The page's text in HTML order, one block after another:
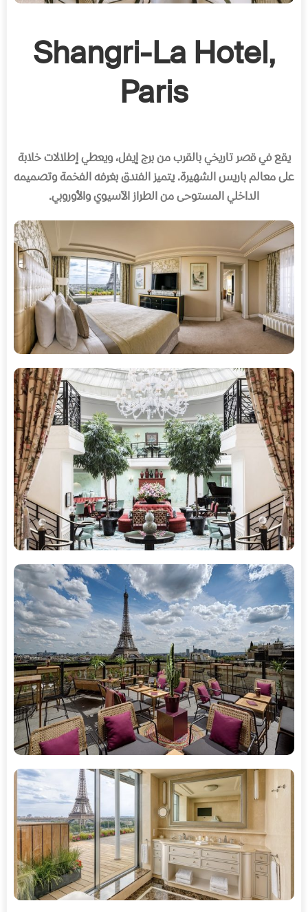
Shangri-La Hotel,
Paris
يقع في قصر تاريخي بالقرب من برج إيفل، ويعطي إطلالات خلابة
على معالم باريس الشهيرة.يتميز الفندق بغرفه الفخمة وتصميمه
الداخلي المستوحى من الطراز الآسيوي والأوروبي.